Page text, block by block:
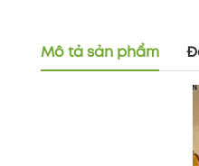
Mô tả sản phẩm